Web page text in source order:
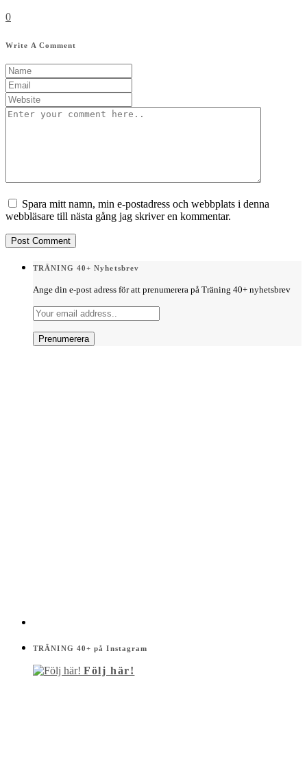
0
Write A Comment
Spara mitt namn, min e-postadress och webbplats i denna
webbläsare till nästa gång jag skriver en kommentar.
TRÄNING 40+ Nyhetsbrev
Ange din e-post adress för att prenumerera på Träning 40+ nyhetsbrev
TRÄNING 40+ på Instagram
Följ här!